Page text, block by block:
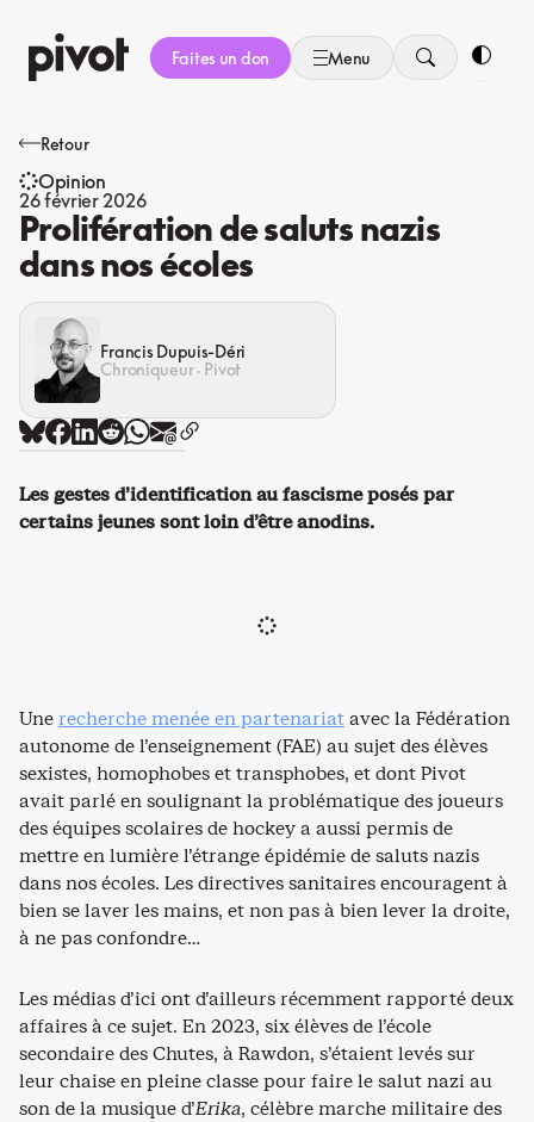
au
contenu
Faites un don Menu
Retour
Opinion
26 février 2026
Prolifération de saluts nazis
dans nos écoles
Francis Dupuis-Déri
Chroniqueur · Pivot
Les gestes d’identification au fascisme posés par
certains jeunes sont loin d’être anodins.
Unerecherche menée en partenariatavec la Fédération
autonome de l’enseignement (FAE) au sujet des élèves
sexistes, homophobes et transphobes, et dont Pivot
avait parlé en soulignant la problématique des joueurs
des équipes scolaires de hockey a aussi permis de
mettre en lumière l’étrange épidémie de saluts nazis
dans nos écoles. Les directives sanitaires encouragent à
bien se laver les mains, et non pas à bien lever la droite,
à ne pas confondre…
Les médias d’ici ont d’ailleurs récemment rapporté deux
affaires à ce sujet. En 2023, six élèves de l’école
secondaire des Chutes, à Rawdon, s’étaient levés sur
leur chaise en pleine classe pour faire le salut nazi au
son de la musique d’Erika, célèbre marche militaire des